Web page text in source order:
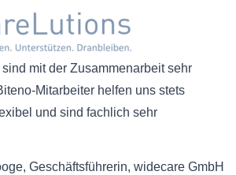
sind mit der Zusammenarbeit sehr
Mitarbeiter helfen uns stets
und sind fachlich sehr
Geschäftsführerin widecare GmbH